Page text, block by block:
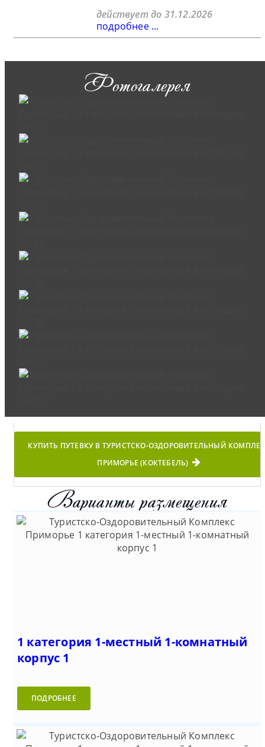
действует до 31.12.2026
подробнее ...
Фотогалерея
КУПИТЬ ПУТЕВКУ В ТУРИСТСКО-ОЗДОРОВИТЕЛЬНЫЙ
ПРИМОРЬЕ (КОКТЕБЕЛЬ)
Варианты размещения
1 категория 1-местный 1-комнатный
корпус 1
ПОДРОБНЕЕ